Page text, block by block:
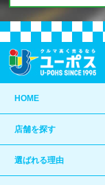
HOME
店舗を探す
選ばれる理由